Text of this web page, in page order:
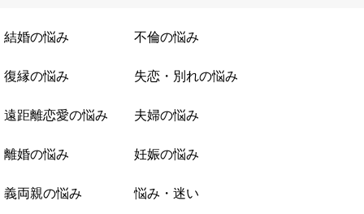
結婚の悩み 不倫の悩み
復縁の悩み 失恋・別れの悩み
遠距離恋愛の悩み 夫婦の悩み
離婚の悩み 妊娠の悩み
義両親の悩み 悩み・迷い